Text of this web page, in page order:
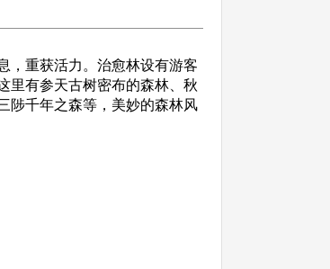
，重获活力。治愈林设有游客
里有参天古树密布的森林、秋
陟千年之森等，美妙的森林风